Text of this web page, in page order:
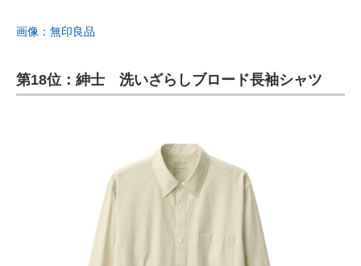
画像：無印良品
第18位：紳士 洗いざらしブロード長袖シャツ